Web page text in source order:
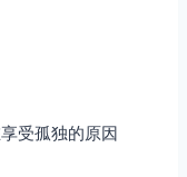
受孤独的原因